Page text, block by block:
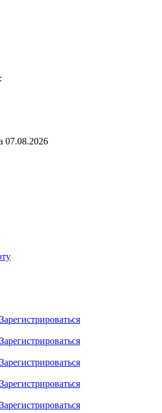
07.08.2026
Зарегистрироваться
Зарегистрироваться
Зарегистрироваться
Зарегистрироваться
Зарегистрироваться